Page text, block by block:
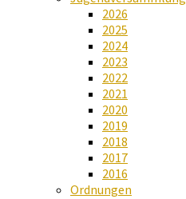
2026
2025
2024
2023
2022
2021
2020
2019
2018
2017
2016
Ordnungen